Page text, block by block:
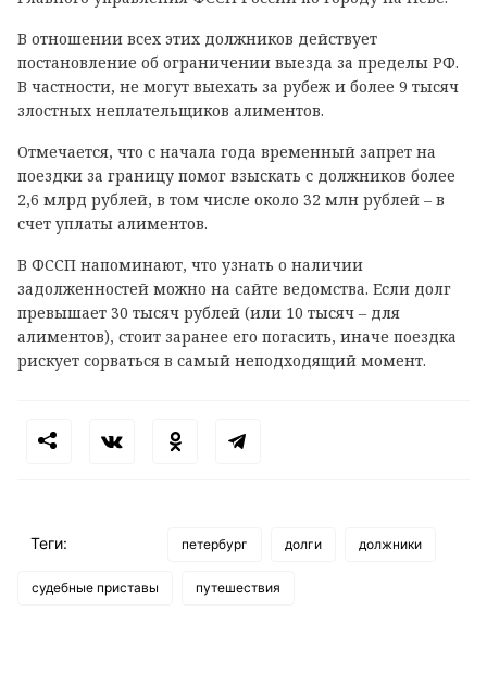
В отношении всех этих должников действует
постановление об ограничении выезда за пределы РФ.
В частности, не могут выехать за рубеж и более 9 тысяч
злостных неплательщиков алиментов.
Отмечается, что с начала года временный запрет на
поездки за границу помог взыскать с должников более
2,6 млрд рублей, в том числе около 32 млн рублей – в
счет уплаты алиментов.
В ФССП напоминают, что узнать о наличии
задолженностей можно на сайте ведомства. Если долг
превышает 30 тысяч рублей (или 10 тысяч – для
алиментов), стоит заранее его погасить, иначе поездка
рискует сорваться в самый неподходящий момент.
Теги: петербург долги должники
судебные приставы путешествия